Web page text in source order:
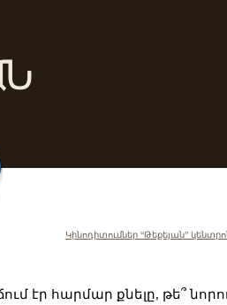
Կինոդիտումներ “Թեքեյան”
էր հարմար քնելը, թե՞